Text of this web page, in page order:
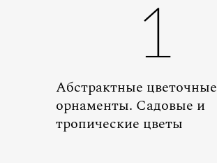
1
Абстрактные цветочные
орнаменты. Садовые и
тропические цветы